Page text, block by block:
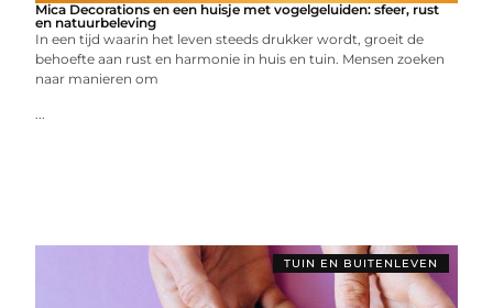
Mica Decorations en een huisje met vogelgeluiden: sfeer, rust
en natuurbeleving
In een tijd waarin het leven steeds drukker wordt, groeit de
behoefte aan rust en harmonie in huis en tuin. Mensen zoeken
naar manieren om
...
TUIN EN BUITENLEVEN